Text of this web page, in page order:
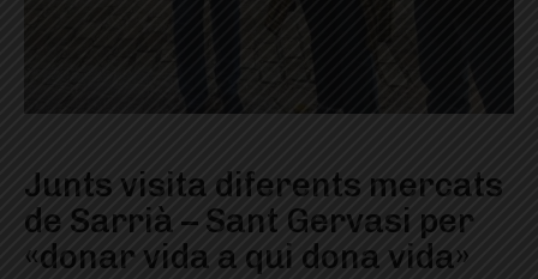
Junts visita diferents mercats
de Sarrià – Sant Gervasi per
«donar vida a qui dona vida»